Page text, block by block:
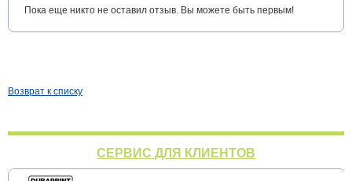
Пока еще никто не оставил отзыв. Вы можете быть первым!
Возврат к списку
СЕРВИС ДЛЯ КЛИЕНТОВ